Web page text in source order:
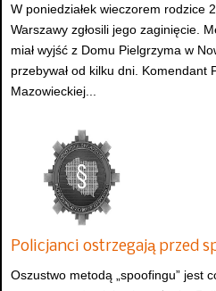
W poniedziałek wieczorem rodzice
Warszawy zgłosili jego zaginięcie.
miał wyjść z Domu Pielgrzyma w
przebywał od kilku dni. Komendant
Mazowieckiej...
Policjanci ostrzegają przed
Oszustwo metodą „spoofingu” jest